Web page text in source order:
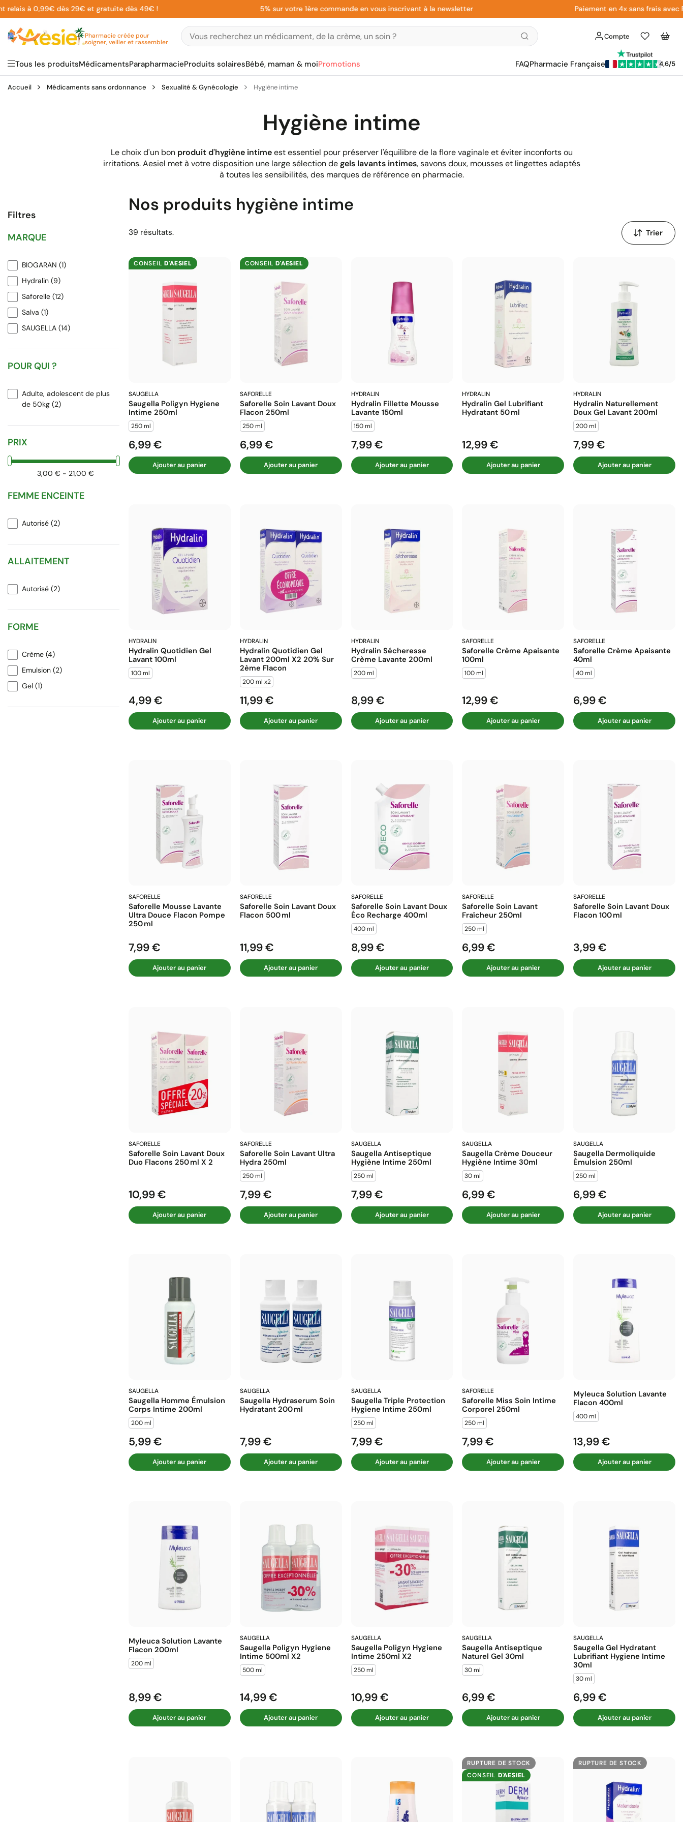
Aller
au
contenu
à 0,99€ dès 29€ et gratuite dès 49€ ! 5% sur votre 1ère commande en vous inscrivant à la newsletter Paiement en 4x sans frais avec Paypal
Pharmacie créée pour
soigner, veiller et rassembler
Compte
Liste
d'envies
Panier
Tous les produitsMédicamentsParapharmacieProduits solairesBébé, maman & moiPromotions FAQPharmacie Française 4,6/5
Accueil Médicaments sans ordonnance Sexualité & Gynécologie Hygiène intime
Hygiène intime
Le choix d'un bon produit d'hygiène intimeest essentiel pour préserver l'équilibre de la flore vaginale et éviter inconforts ou
irritations. Aesiel met à votre disposition une large sélection degels lavants intimes, savons doux, mousses et lingettes adaptés
à toutes les sensibilités, des marques de référence en pharmacie.
Filtres
MARQUE
BIOGARAN (1)
Hydralin (9)
Saforelle (12)
Salva (1)
SAUGELLA (14)
POUR QUI ?
Adulte, adolescent de plus
de 50kg (2)
PRIX
3,00 € - 21,00 €
FEMME ENCEINTE
Autorisé (2)
ALLAITEMENT
Autorisé (2)
FORME
Crème (4)
Emulsion (2)
Gel (1)
Nos produits hygiène intime
39 résultats.
Trier
par
CONSEILD'AESIEL
SAUGELLA
Saugella Poligyn Hygiene
Intime 250ml
250 ml
Prix
6,99 €
Ajouter au panier
CONSEILD'AESIEL
SAFORELLE
Saforelle Soin Lavant Doux
Flacon 250ml
250 ml
Prix
6,99 €
Ajouter au panier
HYDRALIN
Hydralin Fillette Mousse
Lavante 150ml
150 ml
Prix
7,99 €
Ajouter au panier
HYDRALIN
Hydralin Gel Lubrifiant
Hydratant 50 Ml
Prix
12,99 €
Ajouter au panier
HYDRALIN
Hydralin Naturellement
Doux Gel Lavant 200ml
200 ml
Prix
7,99 €
Ajouter au panier
HYDRALIN
Hydralin Quotidien Gel
Lavant 100ml
100 ml
Prix
4,99 €
Ajouter au panier
HYDRALIN
Hydralin Quotidien Gel
Lavant 200ml X2 20% Sur
2ème Flacon
200 ml x2
Prix
11,99 €
Ajouter au panier
HYDRALIN
Hydralin Sécheresse
Crème Lavante 200ml
200 ml
Prix
8,99 €
Ajouter au panier
SAFORELLE
Saforelle Crème Apaisante
100ml
100 ml
Prix
12,99 €
Ajouter au panier
SAFORELLE
Saforelle Crème Apaisante
40ml
40 ml
Prix
6,99 €
Ajouter au panier
SAFORELLE
Saforelle Mousse Lavante
Ultra Douce Flacon Pompe
250 Ml
Prix
7,99 €
Ajouter au panier
SAFORELLE
Saforelle Soin Lavant Doux
Flacon 500 Ml
Prix
11,99 €
Ajouter au panier
SAFORELLE
Saforelle Soin Lavant Doux
Éco Recharge 400ml
400 ml
Prix
8,99 €
Ajouter au panier
SAFORELLE
Saforelle Soin Lavant
Fraîcheur 250ml
250 ml
Prix
6,99 €
Ajouter au panier
SAFORELLE
Saforelle Soin Lavant Doux
Flacon 100 Ml
Prix
3,99 €
Ajouter au panier
SAFORELLE
Saforelle Soin Lavant Doux
Duo Flacons 250 Ml X 2
Prix
10,99 €
Ajouter au panier
SAFORELLE
Saforelle Soin Lavant Ultra
Hydra 250ml
250 ml
Prix
7,99 €
Ajouter au panier
SAUGELLA
Saugella Antiseptique
Hygiène Intime 250ml
250 ml
Prix
7,99 €
Ajouter au panier
SAUGELLA
Saugella Crème Douceur
Hygiène Intime 30ml
30 ml
Prix
6,99 €
Ajouter au panier
SAUGELLA
Saugella Dermoliquide
Émulsion 250ml
250 ml
Prix
6,99 €
Ajouter au panier
SAUGELLA
Saugella Homme Émulsion
Corps Intime 200ml
200 ml
Prix
5,99 €
Ajouter au panier
SAUGELLA
Saugella Hydraserum Soin
Hydratant 200 Ml
Prix
7,99 €
Ajouter au panier
SAUGELLA
Saugella Triple Protection
Hygiene Intime 250ml
250 ml
Prix
7,99 €
Ajouter au panier
SAFORELLE
Saforelle Miss Soin Intime
Corporel 250ml
250 ml
Prix
7,99 €
Ajouter au panier
Myleuca Solution Lavante
Flacon 400ml
400 ml
Prix
13,99 €
Ajouter au panier
Myleuca Solution Lavante
Flacon 200ml
200 ml
Prix
8,99 €
Ajouter au panier
SAUGELLA
Saugella Poligyn Hygiene
Intime 500ml X2
500 ml
Prix
14,99 €
Ajouter au panier
SAUGELLA
Saugella Poligyn Hygiene
Intime 250ml X2
250 ml
Prix
10,99 €
Ajouter au panier
SAUGELLA
Saugella Antiseptique
Naturel Gel 30ml
30 ml
Prix
6,99 €
Ajouter au panier
SAUGELLA
Saugella Gel Hydratant
Lubrifiant Hygiene Intime
30ml
30 ml
Prix
6,99 €
Ajouter au panier
RUPTURE DE STOCK
CONSEIL D'AESIEL
RUPTURE DE STOCK